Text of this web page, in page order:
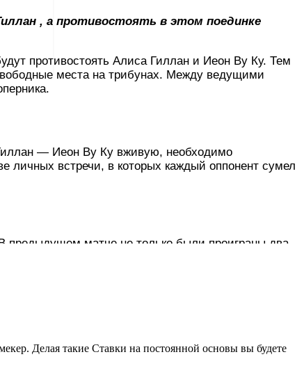
, а противостоять в этом поединке
противостоять Алиса Гиллан и Иеон Ву Ку. Тем
места на трибунах. Между ведущими
— Иеон Ву Ку вживую, необходимо
личных встречи, в которых каждый оппонент сумел
предыдущем матче не только были проиграны два
переломить ход поединка и добиться победы. В
менее, на прошлом Челленджере удалось дойти до
так что можно не сомневаться, что
Делая такие Ставки на постоянной основы вы будете